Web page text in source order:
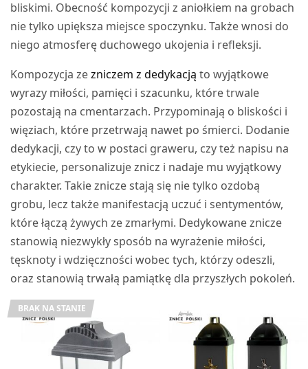
bliskimi. Obecność kompozycji z aniołkiem na grobach
nie tylko upiększa miejsce spoczynku. Także wnosi do
niego atmosferę duchowego ukojenia i refleksji.
Kompozycja zezniczem z dedykacją to wyjątkowe
wyrazy miłości, pamięci i szacunku, które trwale
pozostają na cmentarzach. Przypominają o bliskości i
więziach, które przetrwają nawet po śmierci. Dodanie
dedykacji, czy to w postaci graweru, czy też napisu na
etykiecie, personalizuje znicz i nadaje mu wyjątkowy
charakter. Takie znicze stają się nie tylko ozdobą
grobu, lecz także manifestacją uczuć i sentymentów,
które łączą żywych ze zmarłymi. Dedykowane znicze
stanowią niezwykły sposób na wyrażenie miłości,
tęsknoty i wdzięczności wobec tych, którzy odeszli,
oraz stanowią trwałą pamiątkę dla przyszłych pokoleń.
BRAK NA STANIE